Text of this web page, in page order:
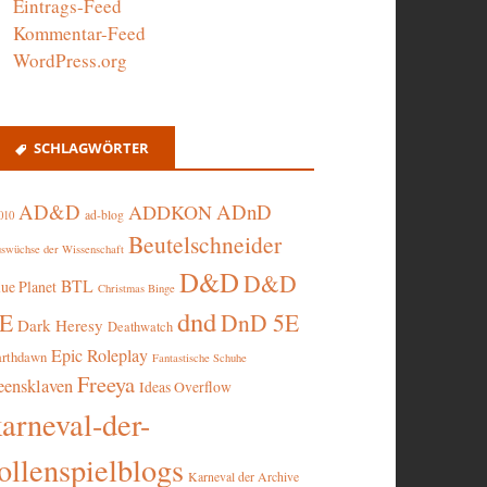
Eintrags-Feed
Kommentar-Feed
WordPress.org
SCHLAGWÖRTER
AD&D ad-blog ADDKONADnD
der Wissenschaft Beutelschneider
Planet BTL Christmas Binge D&DD&D
Dark Heresy Deathwatch dndDnD 5E
Epic Roleplay Fantastische Schuhe
Freeya Ideas Overflow
der-
Karneval der Archive